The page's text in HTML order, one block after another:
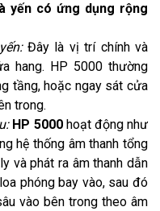
yến có ứng dụng rộng
Đây là vị trí chính và
hang. HP 5000 thường
tầng, hoặc ngay sát cửa
trong.
HP 5000hoạt động như
hệ thống âm thanh tổng
và phát ra âm thanh dẫn
phóng bay vào, sau đó
vào bên trong theo âm